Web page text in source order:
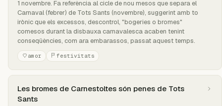
1 novembre. Fa referència al cicle de nou mesos que separa el
Carnaval (febrer) de Tots Sants (novembre), suggerint amb to
irònic que els excessos, descontrol, "bogeries o bromes"
comesos durant la disbauxa carnavalesca acaben tenint
conseqüències, com ara embarassos, passat aquest temps.
amor festivitats
Les bromes de Carnestoltes són penes de Tots
Sants